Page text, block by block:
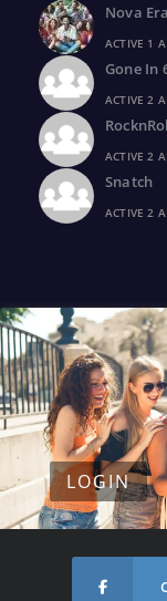
Nova Era
ACTIVE 1
Gone In
ACTIVE 2
ACTIVE 2
Snatch
ACTIVE 2
LOGIN